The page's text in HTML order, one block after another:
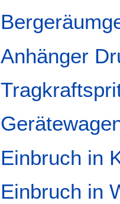
Anhänger
Einbruch in
Einbruch in